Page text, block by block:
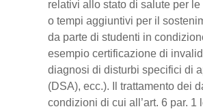
relativi allo stato di salute per
o tempi aggiuntivi per il
da parte di studenti in
esempio certificazione di
diagnosi di disturbi specifici di
(DSA), ecc.). Il trattamento dei
condizioni di cui all’art. 6 par. 1